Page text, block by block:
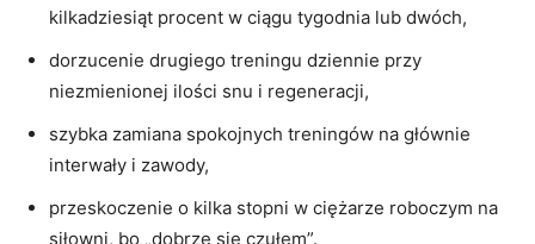
kilkadziesiąt procent w ciągu tygodnia lub dwóch,
dorzucenie drugiego treningu dziennie przy
niezmienionej ilości snu i regeneracji,
szybka zamiana spokojnych treningów na głównie
interwały i zawody,
przeskoczenie o kilka stopni w ciężarze roboczym na
siłowni, bo „dobrze się czułem”.